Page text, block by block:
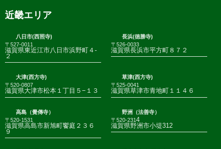
近畿エリア
八日市(西照寺)
〒527-0011
滋賀県東近江市八日市浜野町４-
２
長浜(徳勝寺)
〒526-0033
滋賀県長浜市平方町８７２
大津(西方寺)
〒520-0807
滋賀県大津市松本１丁目５−１３
草津(西方寺)
〒525-0041
滋賀県草津市青地町１１４６
高島（覺傳寺）
〒520-1531
滋賀県高島市新旭町饗庭２３６
９
野洲（法善寺）
〒520-2314
滋賀県野洲市小堤312